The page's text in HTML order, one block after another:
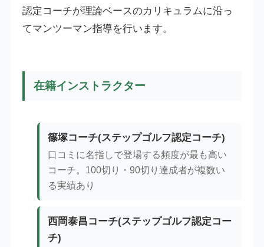
認定コーチが理論ベースのカリキュラムに沿っ
てマンツーマン指導を行います。
在籍インストラクター
篠塚コーチ(ステップゴルフ認定コーチ)
口コミに名指しで登場する頻度が最も高い
コーチ。100切り・90切り達成者が複数い
る実績あり
西岡泰昌コーチ(ステップゴルフ認定コー
チ)